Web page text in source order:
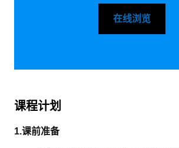
课程计划
1.课前准备
在线浏览